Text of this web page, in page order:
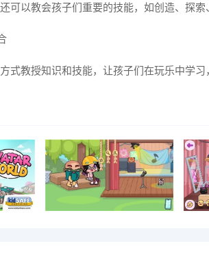
可以教会孩子们重要的技能，如创造、探索
式教授知识和技能，让孩子们在玩乐中学习